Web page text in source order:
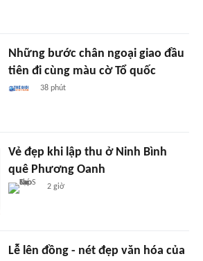
Những bước chân ngoại giao đầu
tiên đi cùng màu cờ Tổ quốc
38 phút
Vẻ đẹp khi lập thu ở Ninh Bình
quê Phương Oanh
2 giờ
Lễ lên đồng - nét đẹp văn hóa của